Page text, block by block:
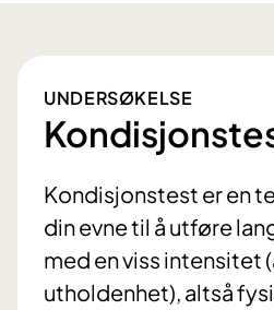
UNDERSØKELSE
Kondisjonstest er en
din evne til å utføre
med en viss intensitet
utholdenhet), altså